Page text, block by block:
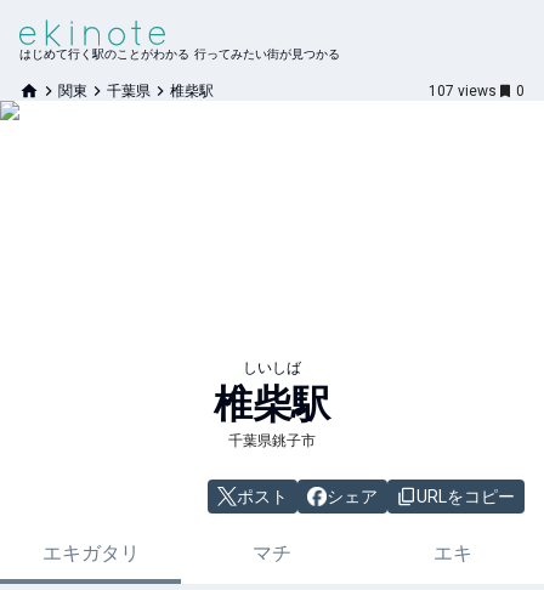
はじめて行く駅のことがわかる 行ってみたい街が見つかる
関東 千葉県 椎柴駅 107 views 0
しいしば
椎柴駅
千葉県銚子市
ポスト シェア URLをコピー
エキガタリ マチ エキ